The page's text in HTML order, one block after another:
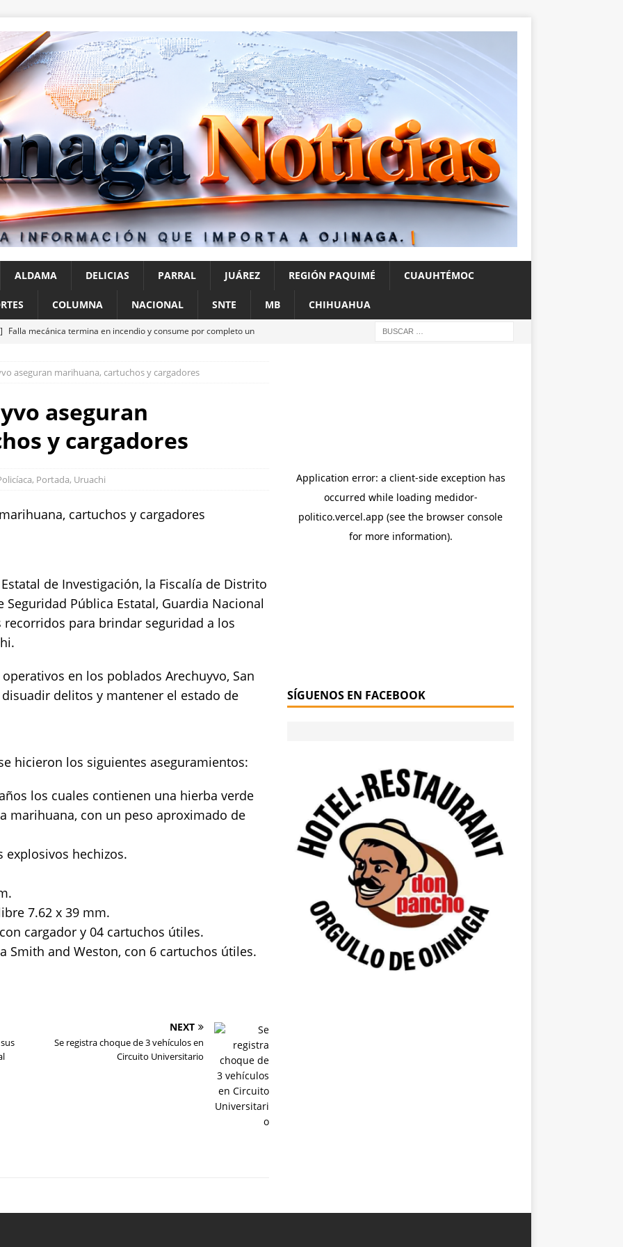
ALDAMA DELICIAS PARRAL JUÁREZ REGIÓN PAQUIMÉ CUAUHTÉMOC
COLUMNA NACIONAL SNTE MB CHIHUAHUA
Falla mecánica termina en incendio y consume por completo un
] Cuenta Municipio con una Área de Marcha; fortalece tu
] Todo listo: hoy inaugura Marco Bonilla el paso superior de
CHIHUAHUA MARCO BONILLA
] Entrega Marco Bonilla rehabilitación del parque Mármol III en
500 vecinos
aseguran marihuana, cartuchos y cargadores
aseguran
y cargadores
, Portada, Uruachi
de Investigación, la Fiscalía de Distrito
Seguridad Pública Estatal, Guardia Nacional
para brindar seguridad a los
en los poblados Arechuyvo, San
delitos y mantener el estado de
hicieron los siguientes aseguramientos:
los cuales contienen una hierba verde
marihuana, con un peso aproximado de
explosivos hechizos.
7.62 x 39 mm.
cargador y 04 cartuchos útiles.
Smith and Weston, con 6 cartuchos útiles.
NEXT
Se registra choque de 3 vehículos en
Circuito Universitario
SÍGUENOS EN FACEBOOK